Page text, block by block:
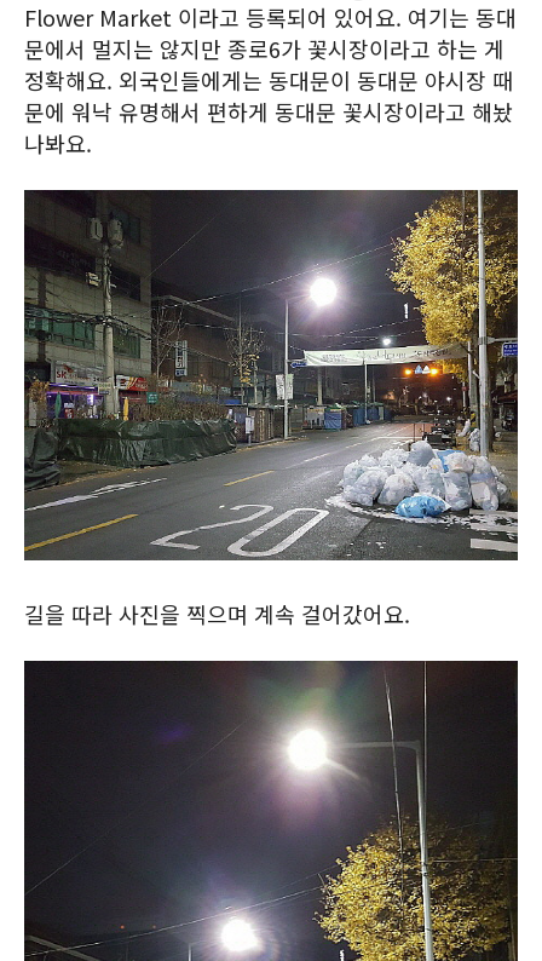
Flower Market 이라고 등록되어 있어요. 여기는 동대
문에서 멀지는 않지만 종로6가 꽃시장이라고 하는 게
정확해요. 외국인들에게는 동대문이 동대문 야시장 때
문에 워낙 유명해서 편하게 동대문 꽃시장이라고 해놨
나봐요.
길을 따라 사진을 찍으며 계속 걸어갔어요.